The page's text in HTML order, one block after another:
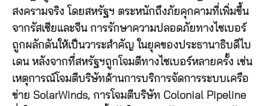
สงครามจริง โดยสหรัฐฯ ตระหนักถึงภัยคุกคามที่เพิ่มขึ้น
จากรัสเซียและจีน การรักษาความปลอดภัยทางไซเบอร์
ถูกผลักดันให้เป็นวาระสำคัญ ในยุคของประธานาธิบดีไบ
เดน หลังจากที่สหรัฐฯถูกโจมตีทางไซเบอร์หลายครั้ง เช่น
เหตุการณ์โจมตีบริษัทด้านการบริการจัดการระบบเครือ
ข่าย SolarWinds, การโจมตีบริษัท Colonial Pipeline